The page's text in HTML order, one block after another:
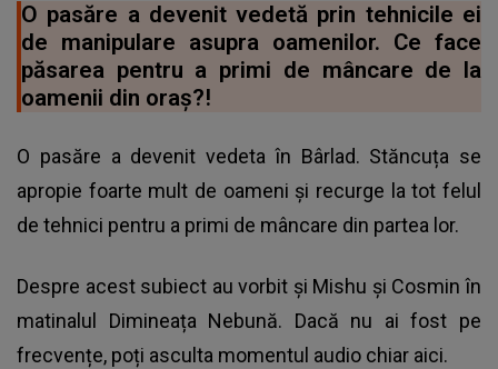
O pasăre a devenit vedetă prin tehnicile ei
de manipulare asupra oamenilor. Ce face
păsarea pentru a primi de mâncare de la
oamenii din oraș?!
O pasăre a devenit vedeta în Bârlad. Stăncuța se
apropie foarte mult de oameni și recurge la tot felul
de tehnici pentru a primi de mâncare din partea lor.
Despre acest subiect au vorbit și Mishu și Cosmin în
matinalul Dimineața Nebună. Dacă nu ai fost pe
frecvențe, poți asculta momentul audio chiar aici.